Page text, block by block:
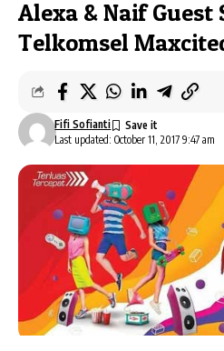
Alexa & Naif Guest
Telkomsel
Last updated: October 11, 2017 9:47 am
Fifi Sofianti